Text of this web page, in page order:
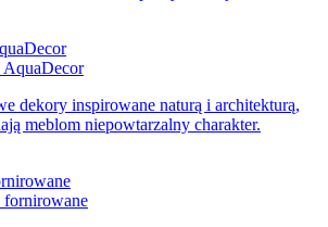
dekory inspirowane naturą i architekturą,
meblom niepowtarzalny charakter.